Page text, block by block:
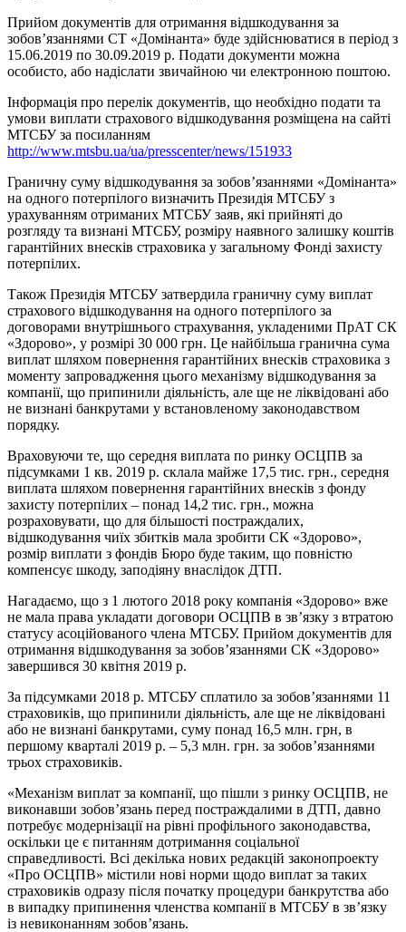
Прийом документів для отримання відшкодування за
зобов’язаннями СТ «Домінанта» буде здійснюватися в період з
15.06.2019 по 30.09.2019 р. Подати документи можна
особисто, або надіслати звичайною чи електронною поштою.
Інформація про перелік документів, що необхідно подати та
умови виплати страхового відшкодування розміщена на сайті
МТСБУ за посиланням
http://www.mtsbu.ua/ua/presscenter/news/151933
Граничну суму відшкодування за зобов’язаннями «Домінанта»
на одного потерпілого визначить Президія МТСБУ з
урахуванням отриманих МТСБУ заяв, які прийняті до
розгляду та визнані МТСБУ, розміру наявного залишку коштів
гарантійних внесків страховика у загальному Фонді захисту
потерпілих.
Також Президія МТСБУ затвердила граничну суму виплат
страхового відшкодування на одного потерпілого за
договорами внутрішнього страхування, укладеними ПрАТ СК
«Здорово», у розмірі 30 000 грн. Це найбільша гранична сума
виплат шляхом повернення гарантійних внесків страховика з
моменту запровадження цього механізму відшкодування за
компанії, що припинили діяльність, але ще не ліквідовані або
не визнані банкрутами у встановленому законодавством
порядку.
Враховуючи те, що середня виплата по ринку ОСЦПВ за
підсумками 1 кв. 2019 р. склала майже 17,5 тис. грн., середня
виплата шляхом повернення гарантійних внесків з фонду
захисту потерпілих – понад 14,2 тис. грн., можна
розраховувати, що для більшості постраждалих,
відшкодування чиїх збитків мала зробити СК «Здорово»,
розмір виплати з фондів Бюро буде таким, що повністю
компенсує шкоду, заподіяну внаслідок ДТП.
Нагадаємо, що з 1 лютого 2018 року компанія «Здорово» вже
не мала права укладати договори ОСЦПВ в зв’язку з втратою
статусу асоційованого члена МТСБУ. Прийом документів для
отримання відшкодування за зобов’язаннями СК «Здорово»
завершився 30 квітня 2019 р.
За підсумками 2018 р. МТСБУ сплатило за зобов’язаннями 11
страховиків, що припинили діяльність, але ще не ліквідовані
або не визнані банкрутами, суму понад 16,5 млн. грн, в
першому кварталі 2019 р. – 5,3 млн. грн. за зобов’язаннями
трьох страховиків.
«Механізм виплат за компанії, що пішли з ринку ОСЦПВ, не
виконавши зобов’язань перед постраждалими в ДТП, давно
потребує модернізації на рівні профільного законодавства,
оскільки це є питанням дотримання соціальної
справедливості. Всі декілька нових редакцій законопроекту
«Про ОСЦПВ» містили нові норми щодо виплат за таких
страховиків одразу після початку процедури банкрутства або
в випадку припинення членства компанії в МТСБУ в зв’язку
із невиконанням зобов’язань.